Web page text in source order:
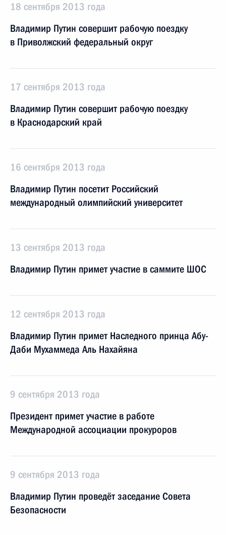
18 сентября 2013 года
Владимир Путин совершит рабочую поездку
в Приволжский федеральный округ
17 сентября 2013 года
Владимир Путин совершит рабочую поездку
в Краснодарский край
16 сентября 2013 года
Владимир Путин посетит Российский
международный олимпийский университет
13 сентября 2013 года
Владимир Путин примет участие в саммите ШОС
12 сентября 2013 года
Владимир Путин примет Наследного принца Абу-
Даби Мухаммеда Аль Нахайяна
9 сентября 2013 года
Президент примет участие в работе
Международной ассоциации прокуроров
9 сентября 2013 года
Владимир Путин проведёт заседание Совета
Безопасности